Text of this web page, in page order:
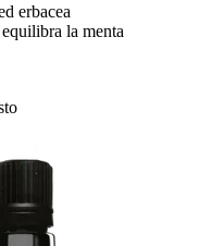
erbacea
la menta